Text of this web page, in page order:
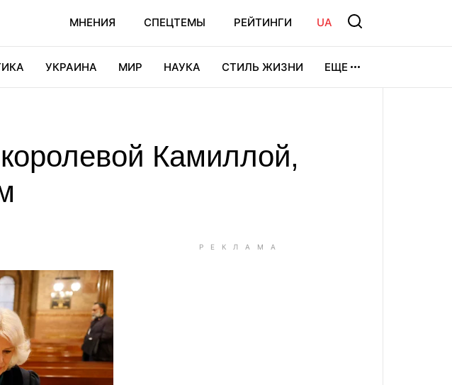
МНЕНИЯ СПЕЦТЕМЫ РЕЙТИНГИ UA
УКРАИНА МИР НАУКА СТИЛЬ ЖИЗНИ ЕЩЕ
Камиллой,